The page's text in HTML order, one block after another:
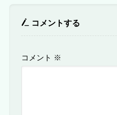
コメントする
コメント ※